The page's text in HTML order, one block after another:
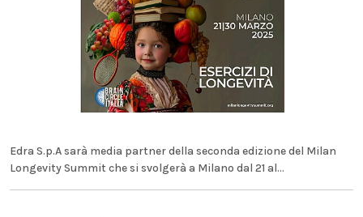
Edra S.p.A sarà media partner della seconda edizione del Milan
Longevity Summit che si svolgerà a Milano dal 21 al...